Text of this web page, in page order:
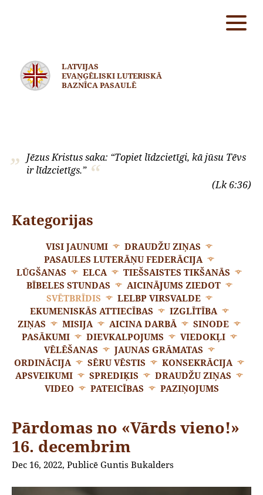
LATVIJAS
EVAŅĢĒLISKI LUTERISKĀ
BAZNĪCA PASAULĒ
Jēzus Kristus saka: “Topiet līdzcietīgi, kā jūsu Tēvs
ir līdzcietīgs.”
(Lk 6:36)
Kategorijas
VISI JAUNUMI
DRAUDŽU ZIŅAS
PASAULES LUTERĀŅU FEDERĀCIJA
LŪGŠANAS
ELCA
TIEŠSAISTES TIKŠANĀS
BĪBELES STUNDAS
AICINĀJUMS ZIEDOT
SVĒTBRĪDIS
LELBP VIRSVALDE
EKUMENISKĀS ATTIECĪBAS
IZGLĪTĪBA
ZIŅAS
MISIJA AICINA DARBĀ
SINODE
PASĀKUMI
DIEVKALPOJUMS
VIEDOKĻI
VĒLĒŠANAS
JAUNAS GRĀMATAS
ORDINĀCIJA
SĒRU VĒSTIS
KONSEKRĀCIJA
APSVEIKUMI
SPREDIĶIS
DRAUDŽU ZIŅAS
VIDEO
PATEICĪBAS PAZIŅOJUMS
Pārdomas no «Vārds vieno!»
16. decembrim
Dec 16, 2022, Publicē Guntis Bukalders